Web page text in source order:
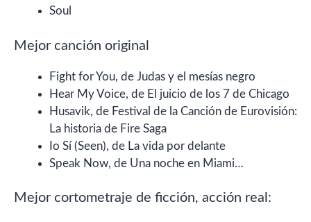
Soul
Mejor canción original
Fight for You, de Judas y el mesías negro
Hear My Voice, de El juicio de los 7 de Chicago
Husavik, de Festival de la Canción de Eurovisión:
La historia de Fire Saga
Io Sí (Seen), de La vida por delante
Speak Now, de Una noche en Miami…
Mejor cortometraje de ficción, acción real: